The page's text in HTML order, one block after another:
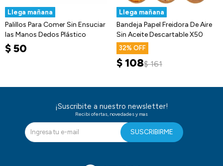
Llega mañana
Palillos Para Comer Sin Ensuciar
las Manos Dedos Plástico
$50
Llega mañana
Bandeja Papel Freidora De Aire
Sin Aceite Descartable X50
32
$ 108$ 161
¡Suscribite a nuestro newsletter!
Recibi ofertas, novedades y mas
SUSCRIBIRME